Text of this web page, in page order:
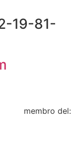
19-81-
membro del: